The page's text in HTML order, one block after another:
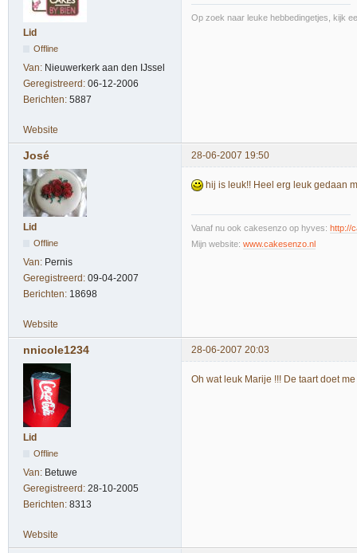
Lid
Offline
Van: Nieuwerkerk aan den IJssel
Geregistreerd: 06-12-2006
Berichten: 5887
Op zoek naar leuke hebbedingetjes, kijk
Website
José 28-06-2007 19:50
Lid
Offline
Van: Pernis
Geregistreerd: 09-04-2007
Berichten: 18698
hij is leuk!! Heel erg leuk gedaan
Vanaf nu ook cakesenzo op hyves: http://
Mijn website: www.cakesenzo.nl
Website
nnicole1234 28-06-2007 20:03
Lid
Offline
Van: Betuwe
Geregistreerd: 28-10-2005
Berichten: 8313
Oh wat leuk Marije !!! De taart doet
Website